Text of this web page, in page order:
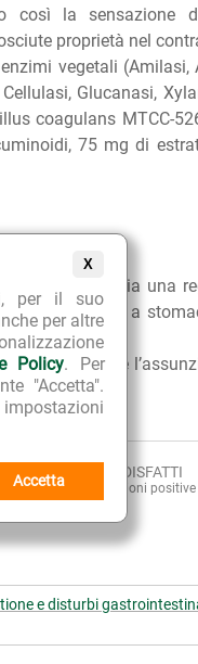
X
per il suo
per altre
Policy. Per
"Accetta".
Accetta
così la sensazione
proprietà nel
vegetali (Amilasi,
Glucanasi,
coagulans MTCC-
75 mg di
Si consiglia una
un bicchiere, a
per favorire
CLIENTI SODDISFATTI
99.7% di recensioni positive
e disturbi